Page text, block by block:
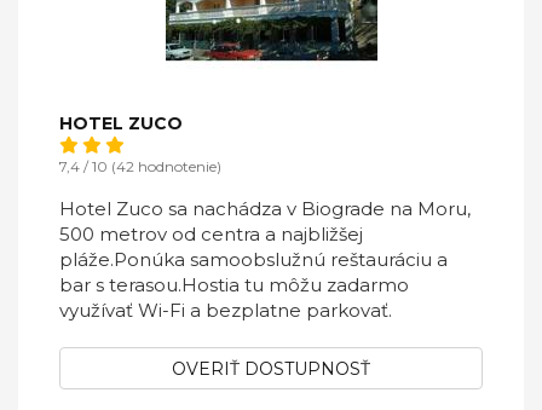
HOTEL ZUCO
7,4 / 10 (42 hodnotenie)
Hotel Zuco sa nachádza v Biograde na Moru,
500 metrov od centra a najbližšej
pláže.Ponúka samoobslužnú reštauráciu a
bar s terasou.Hostia tu môžu zadarmo
využívať Wi-Fi a bezplatne parkovať.
OVERIŤ DOSTUPNOSŤ